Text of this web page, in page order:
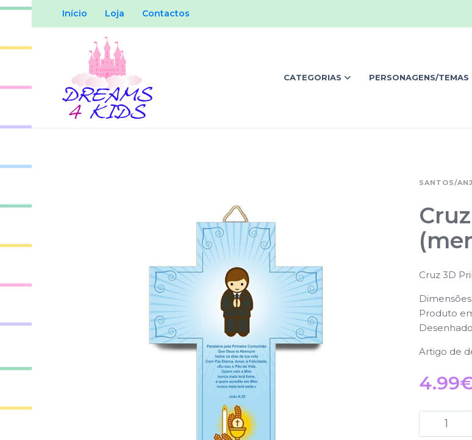
Início Loja Contactos
CATEGORIAS PERSONAGENS/TEMAS
SANTOS/
Cruz 3D
Produto
Artigo de
4.99